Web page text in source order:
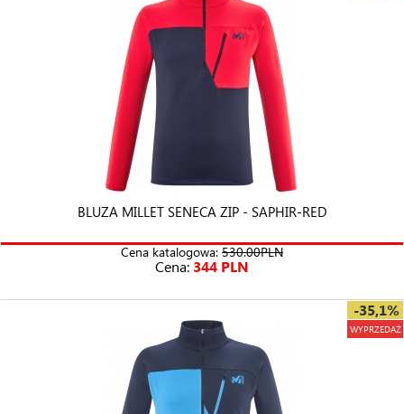
BLUZA MILLET SENECA ZIP - SAPHIR-RED
Cena katalogowa: 530.00PLN
Cena: 344 PLN
-35,1%
WYPRZEDAŻ